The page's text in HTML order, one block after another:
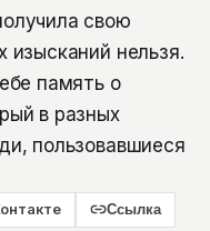
свою
изысканий нельзя.
память о
в разных
пользовавшиеся
Ссылка